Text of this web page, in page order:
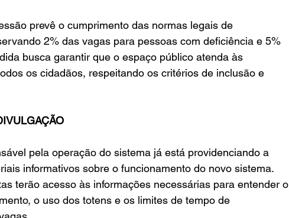
prevê o cumprimento das normas legais de
2% das vagas para pessoas com deficiência e 5%
busca garantir que o espaço público atenda às
os cidadãos, respeitando os critérios de inclusão e
pela operação do sistema já está providenciando a
informativos sobre o funcionamento do novo sistema.
terão acesso às informações necessárias para entender o
o uso dos totens e os limites de tempo de